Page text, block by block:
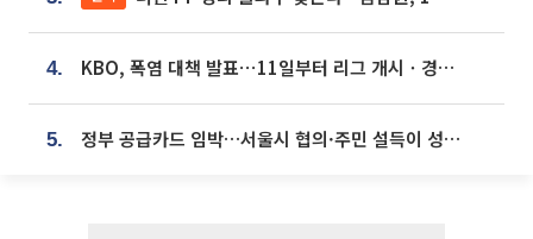
4. KBO, 폭염 대책 발표⋯11일부터 리그 개시ㆍ경기 오후 7시 시작
5. 정부 공급카드 임박…서울시 협의·주민 설득이 성패 가른다 [부동산 해법 전쟁]